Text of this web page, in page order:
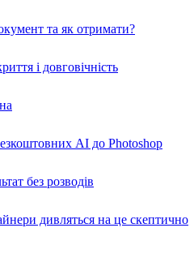
та як отримати?
і довговічність
AI до Photoshop
без розводів
дивляться на це скептично